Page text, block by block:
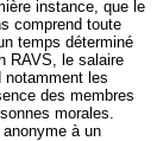
instance, que le
comprend toute
temps déterminé
RAVS, le salaire
notamment les
des membres
morales.
à un